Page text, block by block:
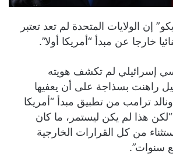
إن الولايات المتحدة لم تعد تعتبر
خارجا عن مبدأ “أمريكا أولا”.
إسرائيلي لم تكشف هويته
راهنت بسذاجة على أن يعفيها
ترامب من تطبيق مبدأ “أمريكا
“لكن هذا لم يكن ليستمر، ما كان
من كل القرارات الخارجية
سنوات”.